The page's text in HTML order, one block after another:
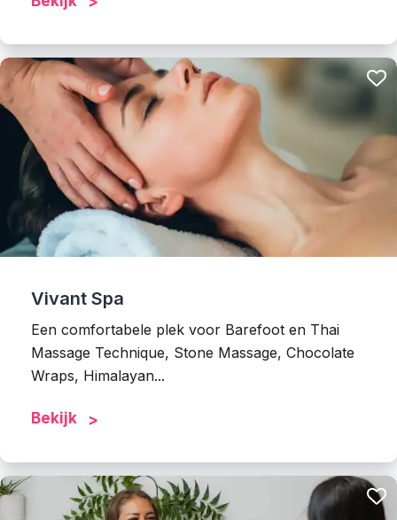
Vivant Spa
Een comfortabele plek voor Barefoot en Thai
Massage Technique, Stone Massage, Chocolate
Wraps, Himalayan...
Bekijk